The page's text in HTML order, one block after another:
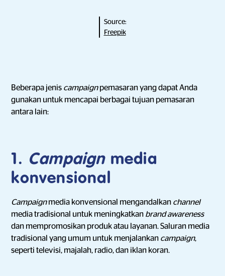
Source:
Freepik
Beberapa jenis campaignpemasaran yang dapat Anda
gunakan untuk mencapai berbagai tujuan pemasaran
antara lain:
1. Campaign media
konvensional
Campaignmedia konvensional mengandalkan channel
media tradisional untuk meningkatkan brand awareness
dan mempromosikan produk atau layanan. Saluran media
tradisional yang umum untuk menjalankan campaign,
seperti televisi, majalah, radio, dan iklan koran.